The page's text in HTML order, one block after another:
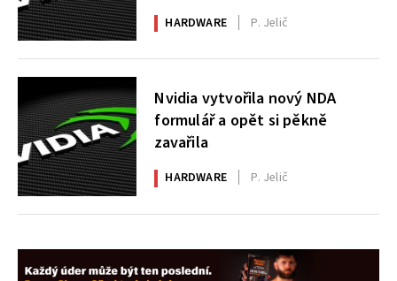
HARDWARE P. Jelič
Nvidia vytvořila nový NDA
formulář a opět si pěkně
zavařila
HARDWARE P. Jelič